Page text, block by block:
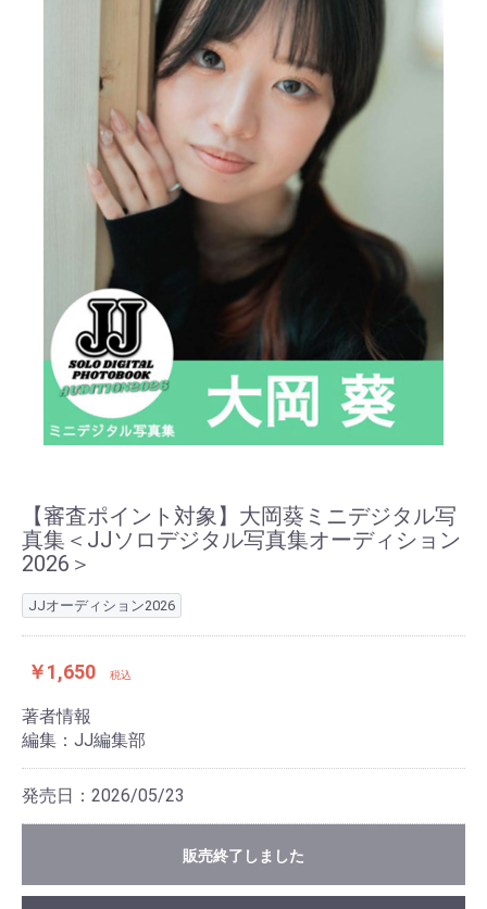
【審査ポイント対象】大岡葵ミニデジタル写
真集＜JJソロデジタル写真集オーディション
2026＞
JJオーディション2026
￥1,650 税込
著者情報
編集：JJ編集部
発売日：2026/05/23
販売終了しました